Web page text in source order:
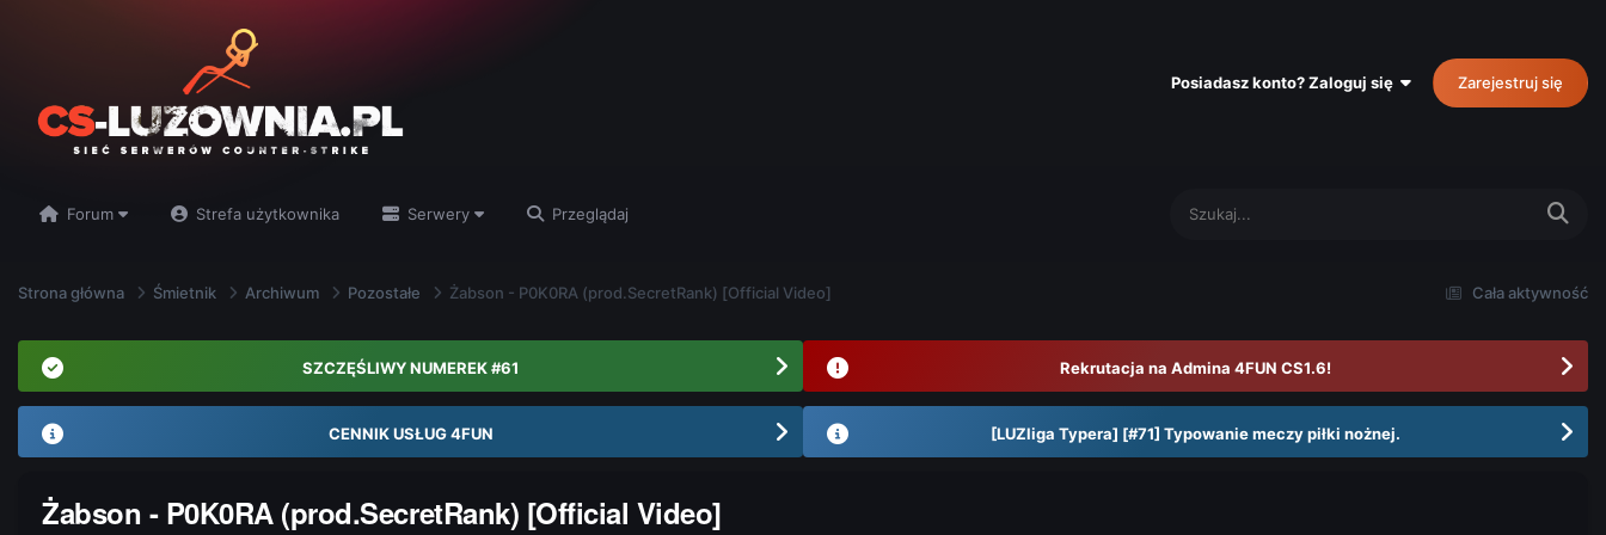
Posiadasz konto? Zaloguj się Zarejestruj się
Forum Strefa użytkownika Serwery Przeglądaj
Cała aktywność
Strona główna Śmietnik Archiwum Pozostałe Żabson - P0K0RA (prod.SecretRank) [Official Video]
SZCZĘŚLIWY NUMEREK #61 Rekrutacja na Admina 4FUN CS1.6!
CENNIK USŁUG 4FUN [LUZliga Typera] [#71] Typowanie meczy piłki nożnej.
Żabson - P0K0RA (prod.SecretRank) [Official Video]